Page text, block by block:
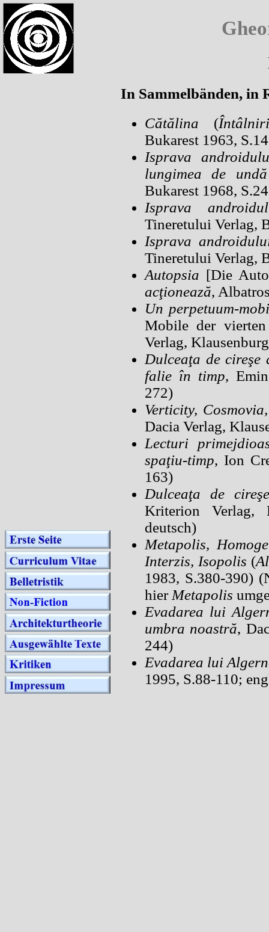
dummy
In Sammelbänden, in
Cătălina (
Bukarest 1963,
Isprava
lungimea de
Bukarest 1968,
Isprava
Tineretului Verlag,
Isprava
Tineretului Verlag,
Autopsia [Die
acţionează,
Un perpetuum-
Mobile der
Verlag,
Dulceaţa de cireşe
falie în timp,
272)
Verticity,
Dacia Verlag,
Lecturi
spaţiu-timp, Ion
163)
Dulceaţa de
Kriterion Verlag,
deutsch)
Metapolis,
Interzis, Isopolis (
1983, S.380-390)
hierMetapolis
Evadarea lui
umbra noastră,
244)
Evadarea lui
1995, S.88-110;